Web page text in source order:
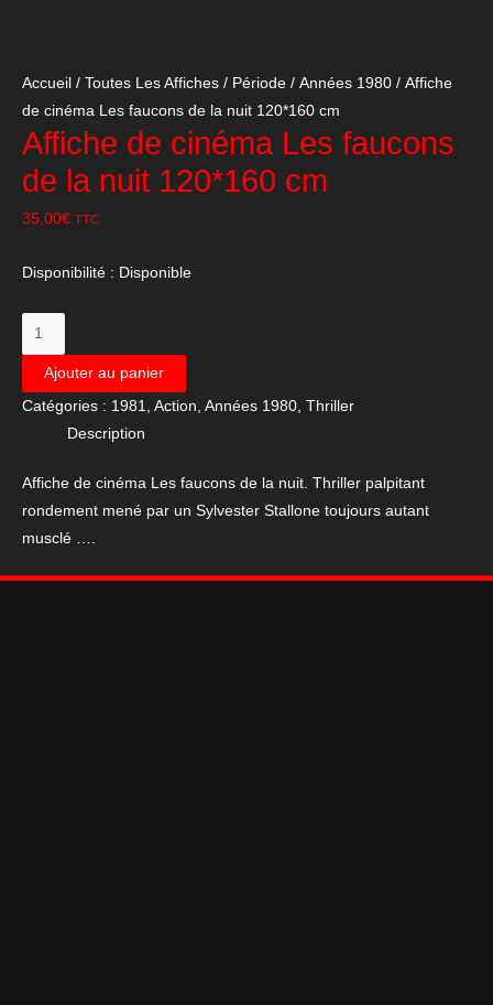
Accueil / Toutes Les Affiches / Période / Années 1980 / Affiche
de cinéma Les faucons de la nuit 120*160 cm
Affiche de cinéma Les faucons
de la nuit 120*160 cm
35,00€ TTC
Disponibilité : Disponible
quantité
de
Affiche
de
cinéma
faucons
de
la
nuit
Ajouter au panier
Catégories : 1981 Action Années 1980 Thriller
Description
Affiche de cinéma Les faucons de la nuit. Thriller palpitant
rondement mené par un Sylvester Stallone toujours autant
musclé ….